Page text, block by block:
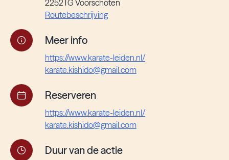
2252TG Voorschoten
Routebeschrijving
Meer info
https://www.karate-leiden.nl/
karate.kishido@gmail.com
Reserveren
https://www.karate-leiden.nl/
karate.kishido@gmail.com
Duur van de actie